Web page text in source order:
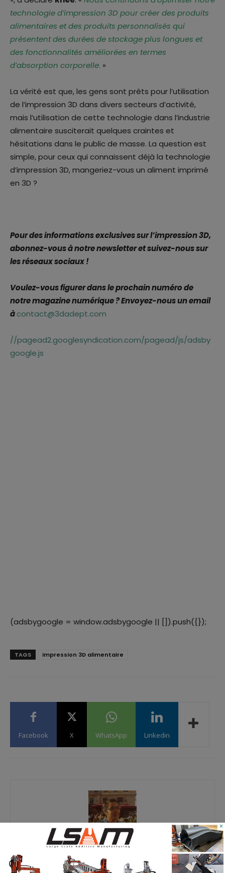
technologie d’impression 3D pour créer des produits
alimentaires et des produits personnalisés qui
présentent des durées de stockage plus longues et
des fonctionnalités améliorées en termes
d’absorption corporelle. »
La vérité est que, les gens sont prêts pour l’utilisation
de l’impression 3D dans divers secteurs d’activité,
mais l’utilisation de cette technologie dans l’industrie
alimentaire susciterait quelques craintes et
hésitations dans le public de masse. La question est
simple, pour ceux qui connaissent déjà la technologie
d’impression 3D, mangeriez-vous un aliment imprimé
en 3D ?
Pour des informations exclusives sur l’impression 3D,
abonnez-vous à notre newsletter et suivez-nous sur
les réseaux sociaux !
Voulez-vous figurer dans le prochain numéro de
notre magazine numérique ? Envoyez-nous un email
àcontact@3dadept.com
//pagead2.googlesyndication.com/pagead/js/adsby
google.js
(adsbygoogle = window.adsbygoogle || []).push({});
TAGS impression 3D alimentaire
Facebook X WhatsApp Linkedin
Passionnée de nouvelles technologies, j’ai découvert
×